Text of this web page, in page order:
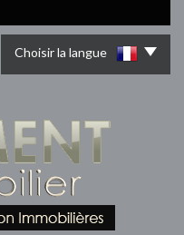
Choisir la langue